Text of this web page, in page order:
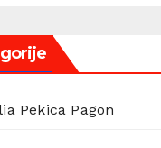
Pekica Pagon